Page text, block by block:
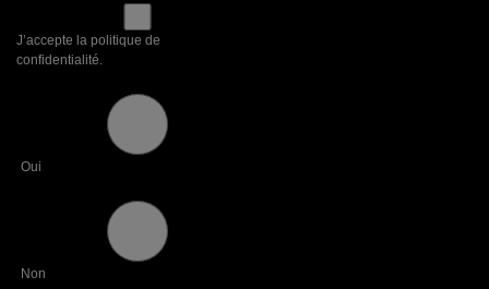
J’accepte la politique de
confidentialité.
Oui
Non